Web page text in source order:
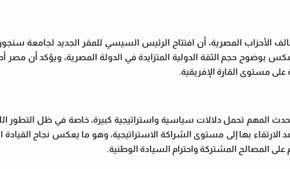
الأحزاب المصرية، أن افتتاح الرئيس السيسي للمقر الجديد لجامعة
بوضوح حجم الثقة الدولية المتزايدة في الدولة المصرية، ويؤكد أن مصر
على مستوى القارة الإفريقية.
المهم تحمل دلالات سياسية واستراتيجية كبيرة، خاصة في ظل التطور
الارتقاء بها إلى مستوى الشراكة الاستراتيجية، وهو ما يعكس نجاح
المصالح المشتركة واحترام السيادة الوطنية.